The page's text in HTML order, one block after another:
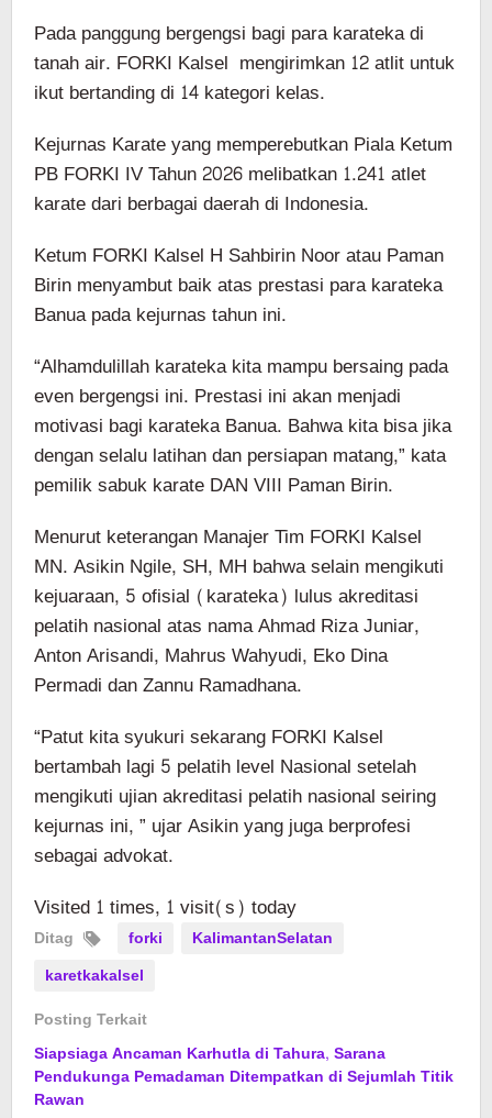
Pada panggung bergengsi bagi para karateka di
tanah air. FORKI Kalsel mengirimkan 12 atlit untuk
ikut bertanding di 14 kategori kelas.
Kejurnas Karate yang memperebutkan Piala Ketum
PB FORKI IV Tahun 2026 melibatkan 1.241 atlet
karate dari berbagai daerah di Indonesia.
Ketum FORKI Kalsel H Sahbirin Noor atau Paman
Birin menyambut baik atas prestasi para karateka
Banua pada kejurnas tahun ini.
“Alhamdulillah karateka kita mampu bersaing pada
even bergengsi ini. Prestasi ini akan menjadi
motivasi bagi karateka Banua. Bahwa kita bisa jika
dengan selalu latihan dan persiapan matang,” kata
pemilik sabuk karate DAN VIII Paman Birin.
Menurut keterangan Manajer Tim FORKI Kalsel
MN. Asikin Ngile, SH, MH bahwa selain mengikuti
kejuaraan, 5 ofisial (karateka) lulus akreditasi
pelatih nasional atas nama Ahmad Riza Juniar,
Anton Arisandi, Mahrus Wahyudi, Eko Dina
Permadi dan Zannu Ramadhana.
“Patut kita syukuri sekarang FORKI Kalsel
bertambah lagi 5 pelatih level Nasional setelah
mengikuti ujian akreditasi pelatih nasional seiring
kejurnas ini, ” ujar Asikin yang juga berprofesi
sebagai advokat.
Visited 1 times, 1 visit(s) today
Ditag forki
KalimantanSelatan
karetkakalsel
Posting Terkait
Siapsiaga Ancaman Karhutla di Tahura, Sarana
Pendukunga Pemadaman Ditempatkan di Sejumlah Titik
Rawan